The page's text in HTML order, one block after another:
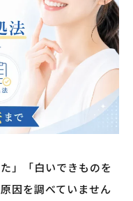
」「白いできものを
因を調べていません